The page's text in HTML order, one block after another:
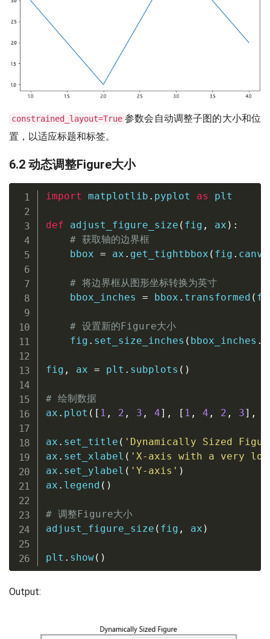
constrained_layout=True 参数会自动调整子图的大小和位
置，以适应标题和标签。
6.2 动态调整Figure大小
import matplotlib . pyplot as plt
def adjust_figure_size ( fig , ax ) :
# 获取轴的边界框
    bbox
= ax . get_tightbbox ( fig .
# 将边界框从图形坐标转换为英寸
    bbox_inches
= bbox . transformed (
# 设置新的Figure大小
    fig
. set_size_inches ( bbox_inches .
fig , ax = plt . subplots ( )
# 绘制数据
ax . plot ( [ 1 , 2 , 3 , 4] , [ 1 , 4 , 2 , 3] ,
ax . set_title ( 'Dynamically Sized
ax . set_xlabel ( 'X-axis with a very
ax . set_ylabel ( 'Y-axis' )
ax . legend ( )
# 调整Figure大小
adjust_figure_size ( fig , ax )
plt . show( )
Output: